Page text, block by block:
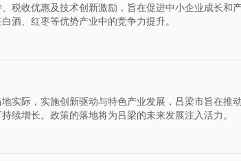
税收优惠及技术创新激励，旨在促进中小企业成长和
酒、红枣等优势产业中的竞争力提升。
实际，实施创新驱动与特色产业发展，吕梁市旨在推
续增长。政策的落地将为吕梁的未来发展注入活力。